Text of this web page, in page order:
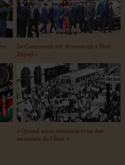
PARTI PRIS
Le Cameroun est devenu un « État-
Ehpad »
HISTOIRE
« Quand nous sommes tous des
ennemis de l’État »